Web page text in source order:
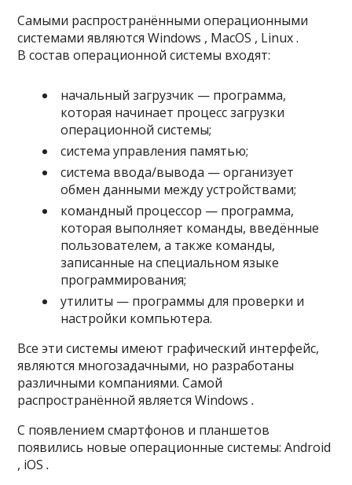
Самыми распространёнными операционными
системами являются Windows , MacOS , Linux .
В состав операционной системы входят:
начальный загрузчик — программа,
которая начинает процесс загрузки
операционной системы;
система управления памятью;
система ввода/вывода — организует
обмен данными между устройствами;
командный процессор — программа,
которая выполняет команды, введённые
пользователем, а также команды,
записанные на специальном языке
программирования;
утилиты — программы для проверки и
настройки компьютера.
Все эти системы имеют графический интерфейс,
являются многозадачными, но разработаны
различными компаниями. Самой
распространённой является Windows.
С появлением смартфонов и планшетов
появились новые операционные системы: Android
, iOS.